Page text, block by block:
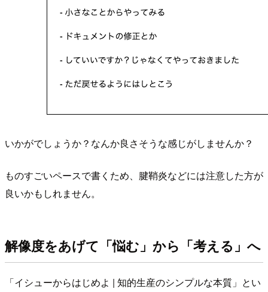
いかがでしょうか？なんか良さそうな感じがしませんか？
ものすごいペースで書くため、腱鞘炎などには注意した方が
良いかもしれません。
解像度をあげて「悩む」から「考える」へ
「イシューからはじめよ | 知的生産のシンプルな本質」とい